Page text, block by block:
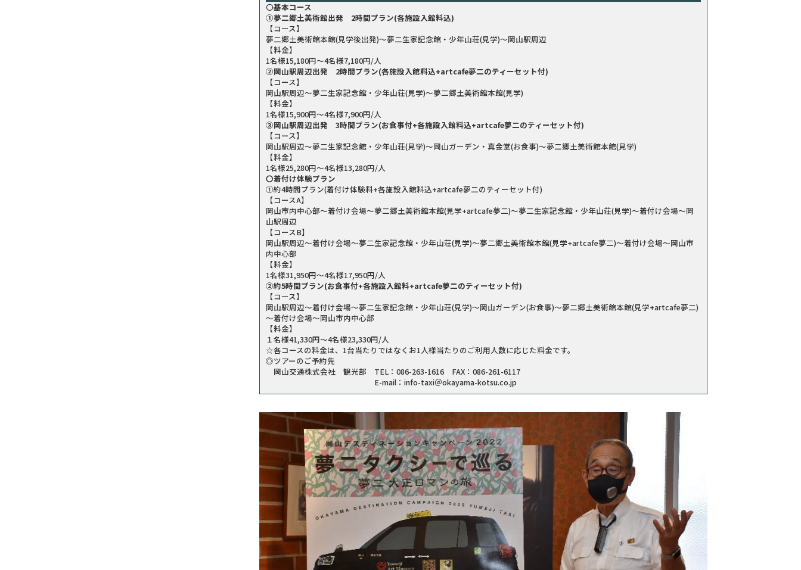
〇基本コース
①夢二郷土美術館出発 2時間プラン(各施設入館料込)
【コース】
夢二郷土美術館本館(見学後出発)～夢二生家記念館・少年山荘(見学)～岡山駅周辺
【料金】
1名様15,180円～4名様7,180円/人
②岡山駅周辺出発 2時間プラン(各施設入館料込+artcafe夢二のティーセット付)
【コース】
岡山駅周辺～夢二生家記念館・少年山荘(見学)～夢二郷土美術館本館(見学)
【料金】
1名様15,900円～4名様7,900円/人
③岡山駅周辺出発 3時間プラン(お食事付+各施設入館料込+artcafe夢二のティーセット付)
【コース】
岡山駅周辺～夢二生家記念館・少年山荘(見学)～岡山ガーデン・真金堂(お食事)～夢二郷土美術館本館(見学)
【料金】
1名様25,280円～4名様13,280円/人
〇着付け体験プラン
①約4時間プラン(着付け体験料+各施設入館料込+artcafe夢二のティーセット付)
【コースA】
岡山市内中心部～着付け会場～夢二郷土美術館本館(見学+artcafe夢二)～夢二生家記念館・少年山荘(見学)～着付け会場～岡
山駅周辺
【コースB】
岡山駅周辺～着付け会場～夢二生家記念館・少年山荘(見学)～夢二郷土美術館本館(見学+artcafe夢二)～着付け会場～岡山市
内中心部
【料金】
1名様31,950円～4名様17,950円/人
②約5時間プラン(お食事付+各施設入館料+artcafe夢二のティーセット付)
【コース】
岡山駅周辺～着付け会場～夢二生家記念館・少年山荘(見学)～岡山ガーデン(お食事)～夢二郷土美術館本館(見学+artcafe夢二)
～着付け会場～岡山市内中心部
【料金】
１名様41,330円～4名様23,330円/人
☆各コースの料金は、1台当たりではなくお1人様当たりのご利用人数に応じた料金です。
◎ツアーのご予約先
岡山交通株式会社 観光部 TEL：086-263-1616 FAX：086-261-6117
E-mail：info-taxi＠okayama-kotsu.co.jp